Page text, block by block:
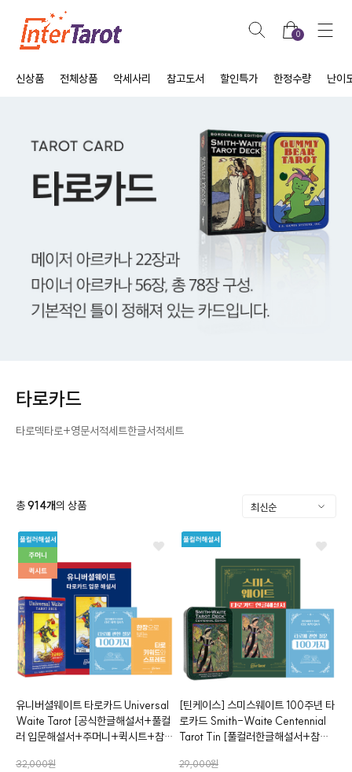
0
신상품 전체상품 악세사리 참고도서 할인특가 한정수량 난이
타로카드
타로덱타로+영문서적세트한글서적세트
총914개의 상품
유니버셜웨이트 타로카드 Universal
Waite Tarot [공식한글해설서+풀컬
러 입문해설서+주머니+퀵시트+참
32,000원
[틴케이스] 스미스웨이트 100주년 타
로카드Smith-Waite Centennial
Tarot Tin [풀컬러한글해설서+참고
29,000원